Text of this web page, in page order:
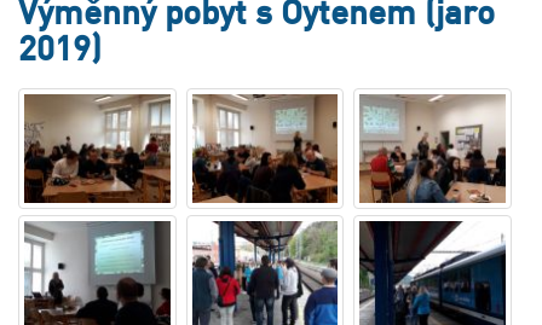
Výměnný pobyt s Oytenem (jaro
2019)